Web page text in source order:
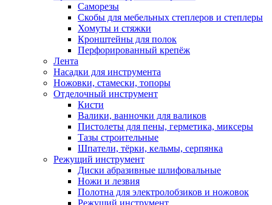
Саморезы
Скобы для мебельных степлеров и степлеры
Хомуты и стяжки
Кронштейны для полок
Перфорированный крепёж
Лента
Насадки для инструмента
Ножовки, стамески, топоры
Отделочный инструмент
Кисти
Валики, ванночки для валиков
Пистолеты для пены, герметика, миксеры
Тазы строительные
Шпатели, тёрки, кельмы, серпянка
Режущий инструмент
Диски абразивные шлифовальные
Ножи и лезвия
Полотна для электролобзиков и ножовок